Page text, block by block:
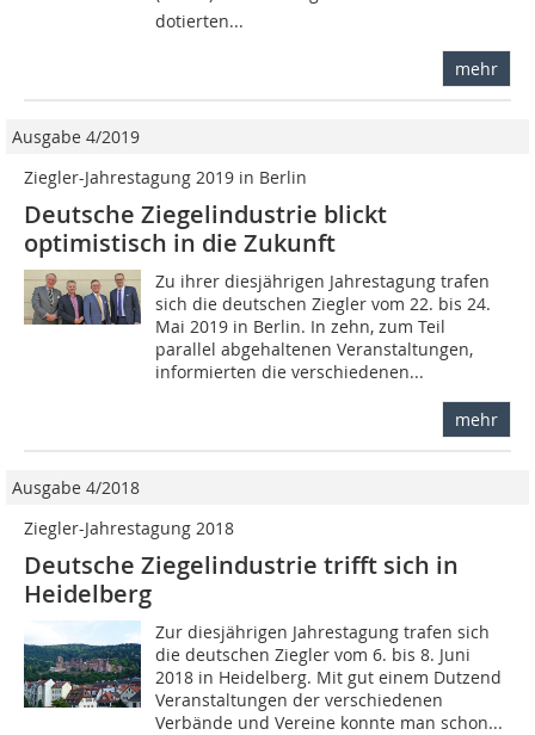
dotierten...
mehr
Ausgabe 4/2019
Ziegler-Jahrestagung 2019 in Berlin
Deutsche Ziegelindustrie blickt
optimistisch in die Zukunft
Zu ihrer diesjährigen Jahrestagung trafen
sich die deutschen Ziegler vom 22. bis 24.
Mai 2019 in Berlin. In zehn, zum Teil
parallel abgehaltenen Veranstaltungen,
informierten die verschiedenen...
mehr
Ausgabe 4/2018
Ziegler-Jahrestagung 2018
Deutsche Ziegelindustrie trifft sich in
Heidelberg
Zur diesjährigen Jahrestagung trafen sich
die deutschen Ziegler vom 6. bis 8. Juni
2018 in Heidelberg. Mit gut einem Dutzend
Veranstaltungen der verschiedenen
Verbände und Vereine konnte man schon...